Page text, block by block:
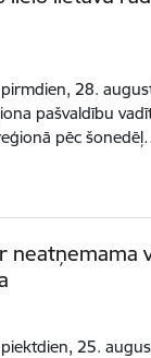
28.
pašvaldību
pēc
neatņemama
25.